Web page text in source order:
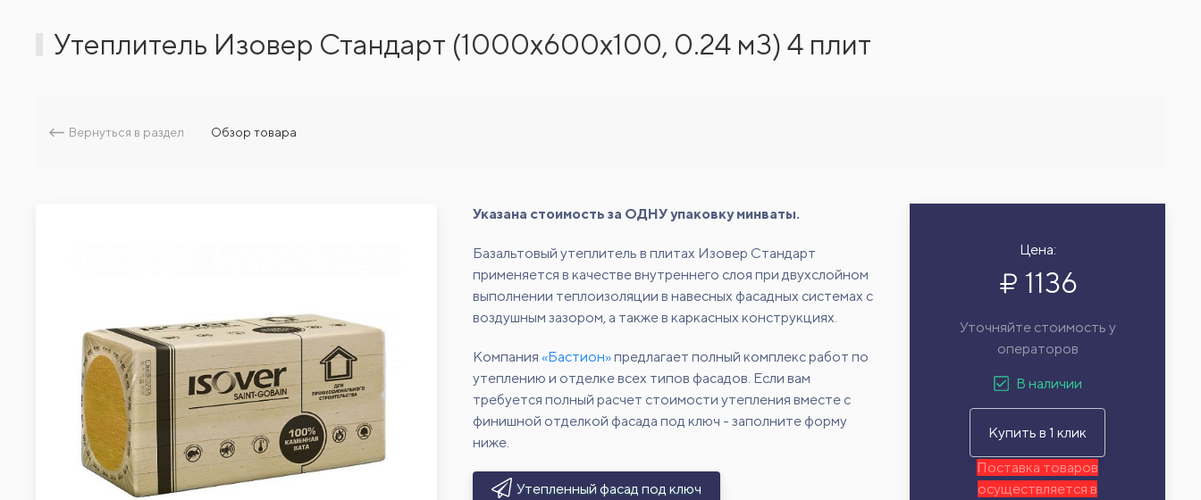
Утеплитель Изовер Стандарт (1000x600x100, 0.24 м3) 4 плит
Вернуться в раздел Обзор товара
Указана стоимость за ОДНУ упаковку минваты.
Базальтовый утеплитель в плитах Изовер Стандарт
применяется в качестве внутреннего слоя при двухслойном
выполнении теплоизоляции в навесных фасадных системах с
воздушным зазором, а также в каркасных конструкциях.
Компания «Бастион»предлагает полный комплекс работ по
утеплению и отделке всех типов фасадов. Если вам
требуется полный расчет стоимости утепления вместе с
финишной отделкой фасада под ключ - заполните форму
ниже.
Утепленный фасад под ключ
Цена:
1136
Уточняйте стоимость у
операторов
В наличии
Купить в 1 клик
Поставка товаров
осуществляется в